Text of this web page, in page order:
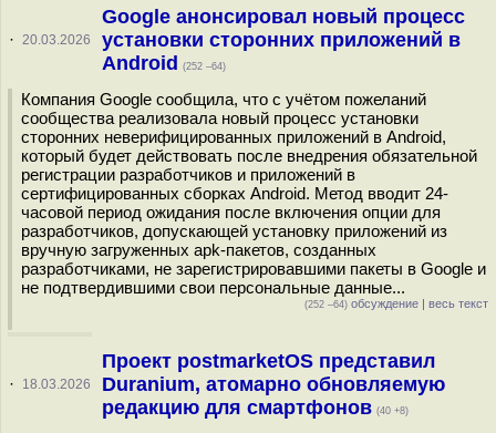
· 20.03.2026
Google анонсировал новый процесс
установки сторонних приложений в
Android
(252 –64)
Компания Google сообщила, что с учётом пожеланий
сообщества реализовала новый процесс установки
сторонних неверифицированных приложений в Android,
который будет действовать после внедрения обязательной
регистрации разработчиков и приложений в
сертифицированных сборках Android. Метод вводит 24-
часовой период ожидания после включения опции для
разработчиков, допускающей установку приложений из
вручную загруженных apk-пакетов, созданных
разработчиками, не зарегистрировавшими пакеты в Google и
не подтвердившими свои персональные данные...
(252 –64) обсуждение | весь текст
· 18.03.2026
Проект postmarketOS представил
Duranium, атомарно обновляемую
редакцию для смартфонов (40 +8)